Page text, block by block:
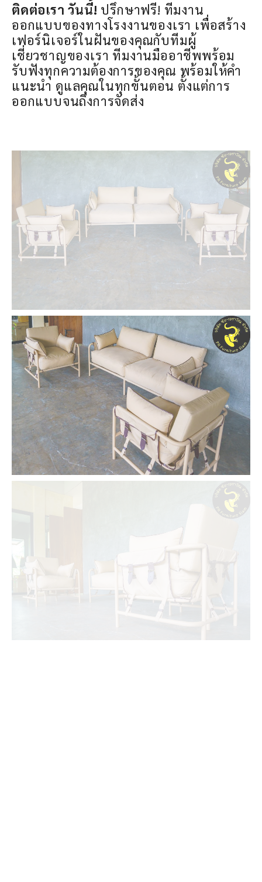
ติดต่อเรา วันนี้! ปรึกษาฟรี! ทีมงาน
ออกแบบของทางโรงงานของเรา เพื่อสร้าง
เฟอร์นิเจอร์ในฝันของคุณกับทีมผู้
เชี่ยวชาญของเรา ทีมงานมืออาชีพพร้อม
รับฟังทุกความต้องการของคุณ พร้อมให้คำ
แนะนำ ดูแลคุณในทุกขั้นตอน ตั้งแต่การ
ออกแบบจนถึงการจัดส่ง